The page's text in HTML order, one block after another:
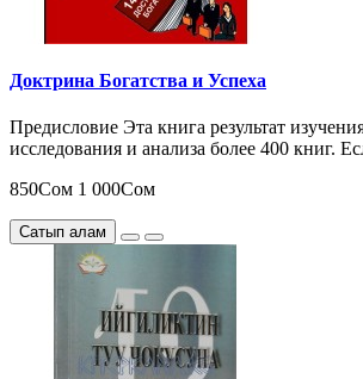
Доктрина Богатства и Успеха
Предисловие Эта книга результат
исследования и анализа более 400 книг.
850Сом 1 000Сом
Сатып алам